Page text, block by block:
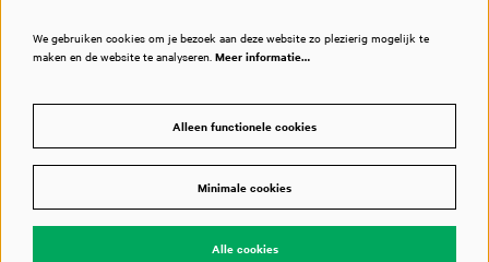
We gebruiken cookies om je bezoek aan deze website zo plezierig mogelijk te
maken en de website te analyseren. Meer informatie…
Alleen functionele cookies
Minimale cookies
Alle cookies